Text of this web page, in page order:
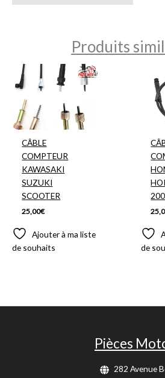
Produits
CÂBLE
COMPTEUR
KAWASAKI
SUZUKI
SCOOTER
25,00€
Ajouter à ma liste
de souhaits
de
Pièces
282 Avenue